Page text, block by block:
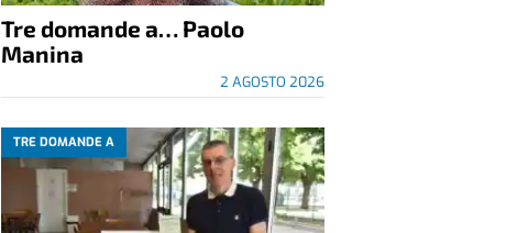
Tre domande a… Paolo
Manina
2 AGOSTO 2026
TRE DOMANDE A